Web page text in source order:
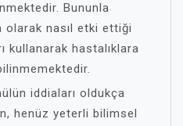
Bununla
olarak nasıl etki ettiği
kullanarak hastalıklara
iddiaları oldukça
henüz yeterli bilimsel